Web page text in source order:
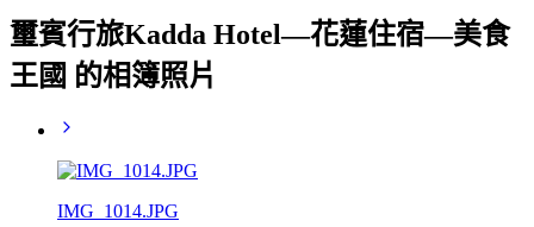
璽賓行旅Kadda Hotel—花蓮住宿—美食
王國 的相簿照片
IMG_1014.JPG